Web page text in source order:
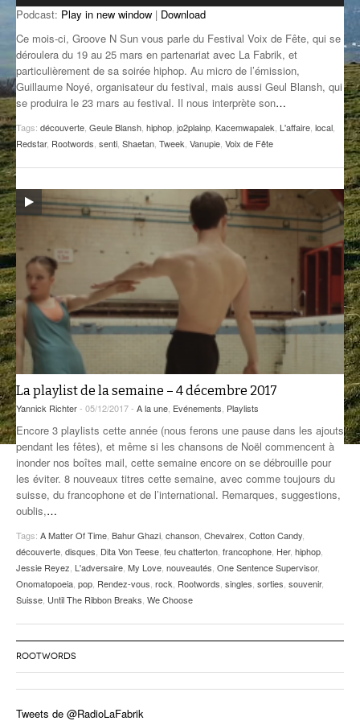
GROOVE N SUN
IL ÉTAIT UNE FOIS
L’ASTUCE DE LA PORTE EN BOIS
LA MINUTE LITTÉRAIRE
MUSIQUE DES ANTIPODES
NOS ANCIENS
SONORIK
THEME FORCE
ZIRCONIUM
PLUS DE MIX
Podcast: Play in new window | Download
Ce mois-ci, Groove N Sun vous parle du Festival Voix de Fête, qui se
déroulera du 19 au 25 mars en partenariat avec La Fabrik, et
particulièrement de sa soirée hiphop. Au micro de l’émission,
Guillaume Noyé, organisateur du festival, mais aussi Geul Blansh, qui
se produira le 23 mars au festival. Il nous interprète son…
Tags: découverte Geule Blansh hiphop jo2plainp Kacemwapalek L'affaire local
Redstar, Rootwords senti Shaetan Tweek Vanupie Voix de Fête
La playlist de la semaine – 4 décembre 2017
Yannick Richter- 05/12/2017 - A la une Evénements Playlists
Encore 3 playlists cette année (nous ferons une pause dans les ajouts
pendant les fêtes), et même si les chansons de Noël commencent à
inonder nos boîtes mail, cette semaine encore on se débrouille pour
les éviter. 8 nouveaux titres cette semaine, avec comme toujours du
suisse, du francophone et de l’international. Remarques, suggestions,
oublis,…
Tags: A Matter Of Time Bahur Ghazi chanson Chevalrex Cotton Candy
découverte disques Dita Von Teese feu chatterton francophone Her, hiphop
Jessie Reyez L'adversaire My Love nouveautés One Sentence Supervisor,
Onomatopoeia pop Rendez-vous rock Rootwords singles sorties souvenir,
Suisse Until The Ribbon Breaks We Choose
ROOTWORDS
Tweets de @RadioLaFabrik